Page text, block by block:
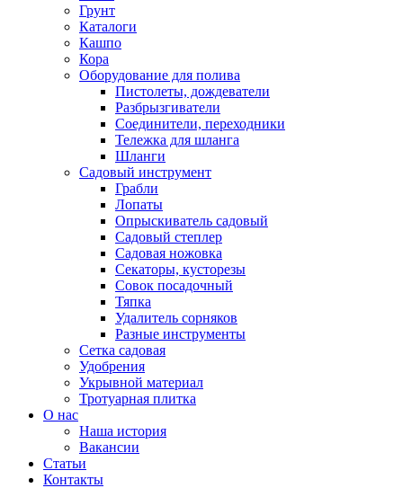
Грунт
Каталоги
Кашпо
Кора
Оборудование для полива
Пистолеты, дождеватели
Разбрызгиватели
Соединители, переходники
Тележка для шланга
Шланги
Садовый инструмент
Грабли
Лопаты
Опрыскиватель садовый
Садовый степлер
Садовая ножовка
Секаторы, кусторезы
Совок посадочный
Тяпка
Удалитель сорняков
Разные инструменты
Сетка садовая
Удобрения
Укрывной материал
Тротуарная плитка
О нас
Наша история
Вакансии
Статьи
Контакты